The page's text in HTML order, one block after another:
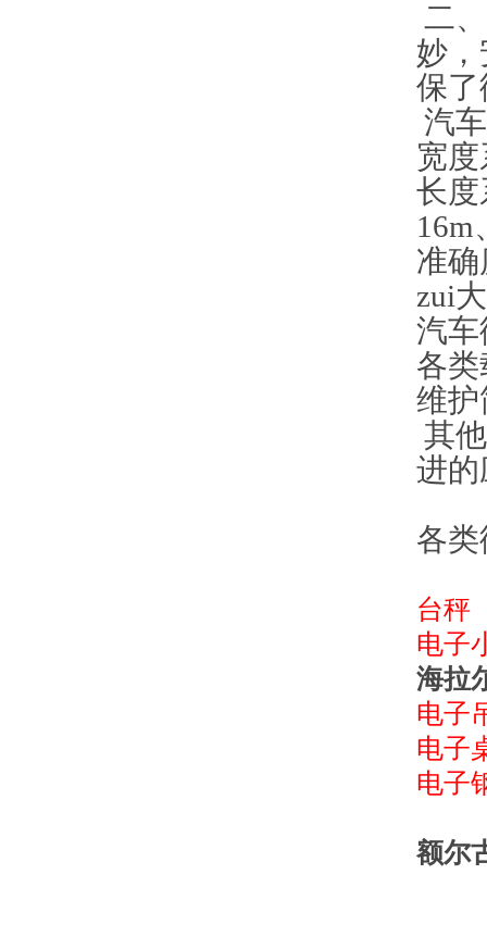
二、
妙
保了
汽
宽
长度
16m
准
zui
汽车
各
维护
其
进的
各
台秤
电子
海拉
电子
电子
电子
额尔